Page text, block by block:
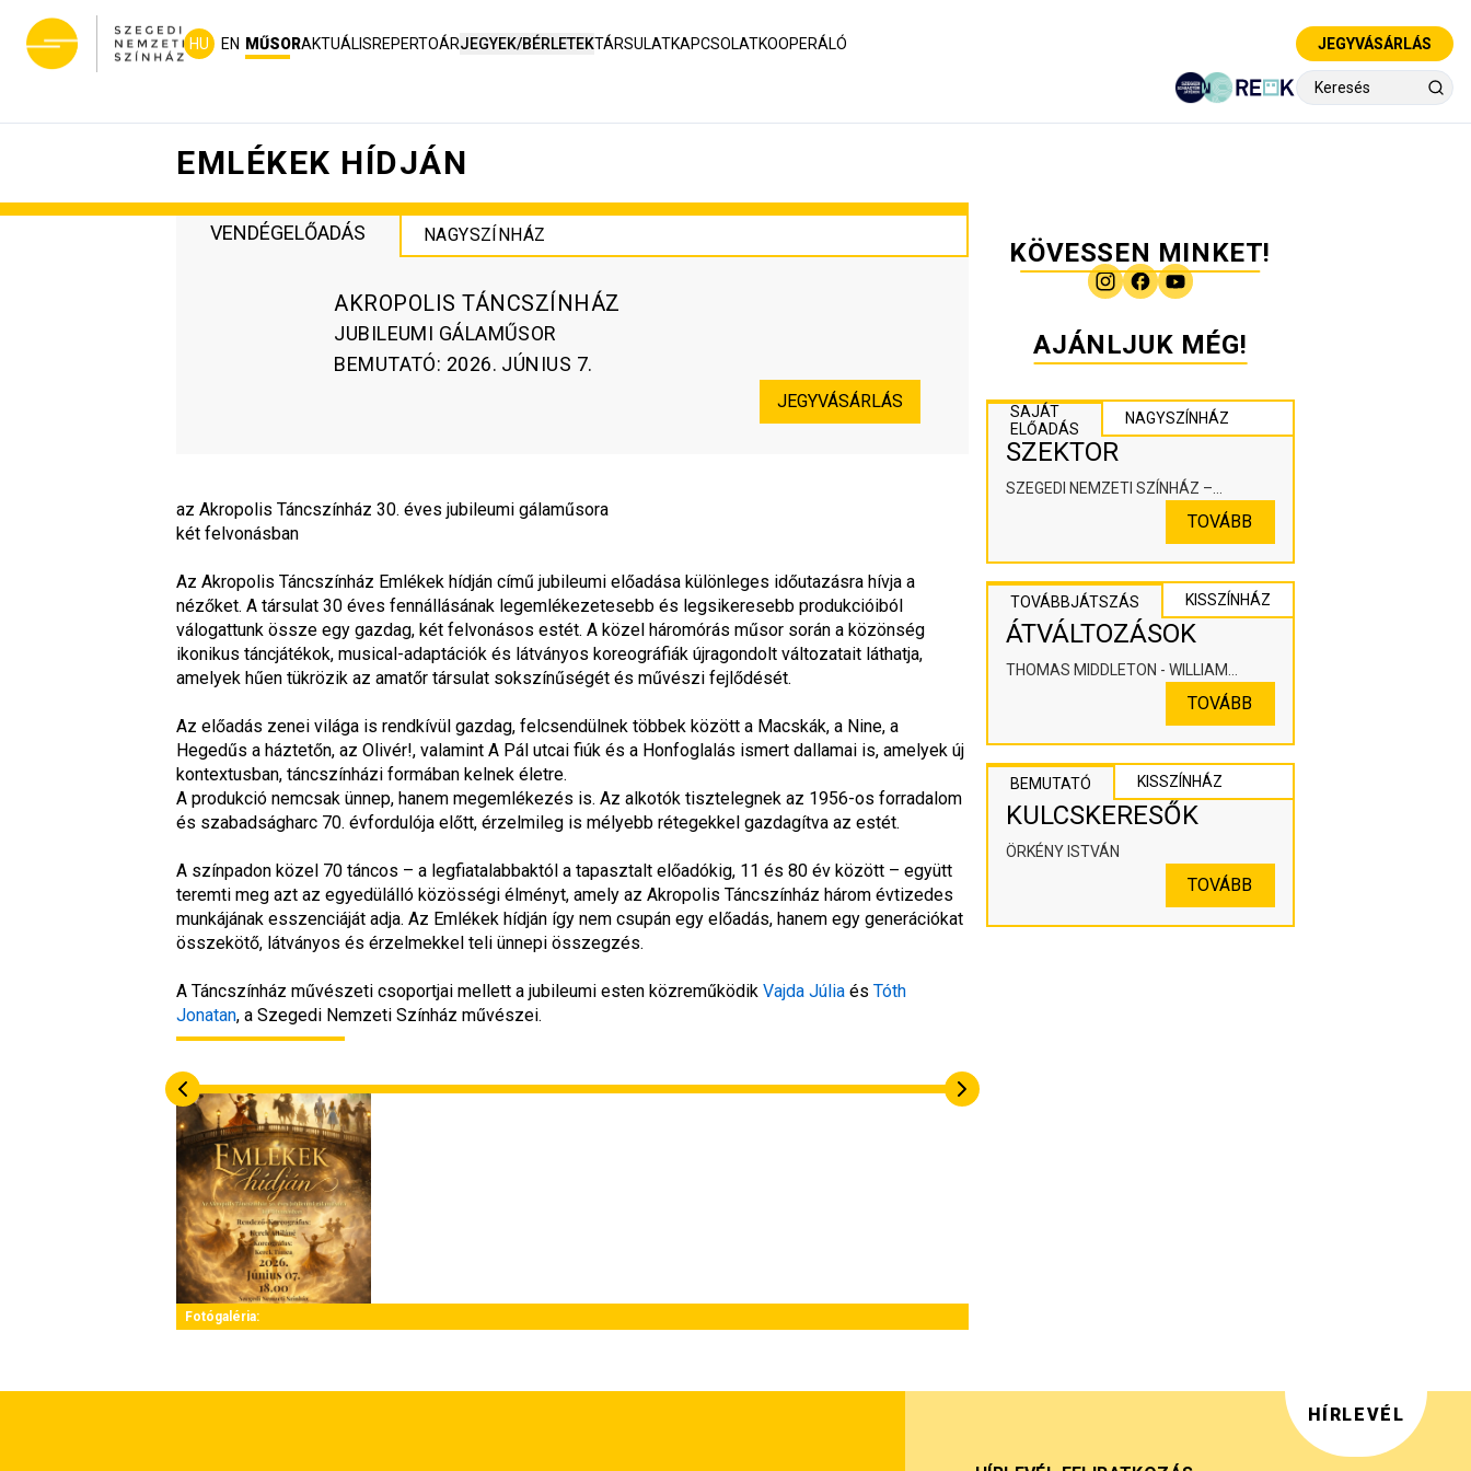
HU EN MŰSORAKTUÁLISREPERTOÁRJEGYEK/BÉRLETEKTÁRSULATKAPCSOLATKOOPERÁLÓ JEGYVÁSÁRLÁS
EMLÉKEK HÍDJÁN
VENDÉGELŐADÁS NAGYSZÍNHÁZ
AKROPOLIS TÁNCSZÍNHÁZ
JUBILEUMI GÁLAMŰSOR
BEMUTATÓ: 2026. JÚNIUS 7.
JEGYVÁSÁRLÁS
az Akropolis Táncszínház 30. éves jubileumi gálaműsora
két felvonásban
Az Akropolis Táncszínház Emlékek hídján című jubileumi előadása különleges időutazásra hívja a
nézőket. A társulat 30 éves fennállásának legemlékezetesebb és legsikeresebb produkcióiból
válogattunk össze egy gazdag, két felvonásos estét. A közel háromórás műsor során a közönség
ikonikus táncjátékok, musical-adaptációk és látványos koreográfiák újragondolt változatait láthatja,
amelyek hűen tükrözik az amatőr társulat sokszínűségét és művészi fejlődését.
Az előadás zenei világa is rendkívül gazdag, felcsendülnek többek között a Macskák, a Nine
Hegedűs a háztetőn, az Olivér!, valamint A Pál utcai fiúk és a Honfoglalás ismert dallamai is, amelyek új
kontextusban, táncszínházi formában kelnek életre.
A produkció nemcsak ünnep, hanem megemlékezés is. Az alkotók tisztelegnek az 1956-os forradalom
és szabadságharc 70. évfordulója előtt, érzelmileg is mélyebb rétegekkel gazdagítva az estét.
A színpadon közel 70 táncos – a legfiatalabbaktól a tapasztalt előadókig, 11 és 80 év között – együtt
teremti meg azt az egyedülálló közösségi élményt, amely az Akropolis Táncszínház három évtizedes
munkájának esszenciáját adja. Az Emlékek hídján így nem csupán egy előadás, hanem egy generációkat
összekötő, látványos és érzelmekkel teli ünnepi összegzés.
A Táncszínház művészeti csoportjai mellett a jubileumi esten közreműködik Vajda Júlia és Tóth
Jonatan, a Szegedi Nemzeti Színház művészei.
Fotógaléria:
KÖVESSEN MINKET!
AJÁNLJUK MÉG!
SAJÁT
ELŐADÁS
NAGYSZÍNHÁZ
SZEKTOR
SZEGEDI NEMZETI SZÍNHÁZ –
KOOPERÁLÓ SZÍNHÁZPEDAGÓGIAI
TOVÁBB
TOVÁBBJÁTSZÁS KISSZÍNHÁZ
ÁTVÁLTOZÁSOK
THOMAS MIDDLETON - WILLIAM
TOVÁBB
BEMUTATÓ KISSZÍNHÁZ
KULCSKERESŐK
ÖRKÉNY ISTVÁN
TOVÁBB
HÍRLEVÉL